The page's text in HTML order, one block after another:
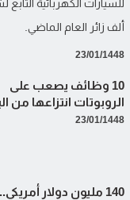
ألف زائر العام الماضي.
23/01/1448
10 وظائف يصعب على
الروبوتات انتزاعها من
23/01/1448
140 مليون دولار